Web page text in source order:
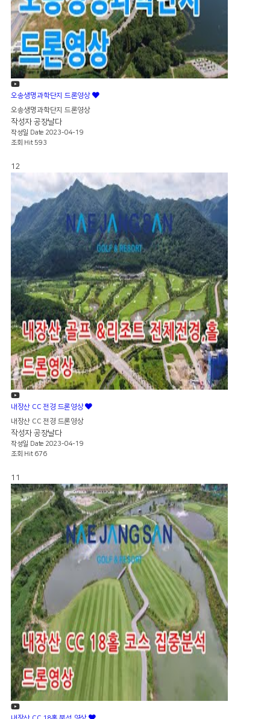
오송생명과학단지 드론영상
오송생명과학단지 드론영상
작성자 공장날다
작성일 Date 2023-04-19
조회 Hit 593
12
내장산 CC 전경 드론영상
내장산 CC 전경 드론영상
작성자 공장날다
작성일 Date 2023-04-19
조회 Hit 676
11